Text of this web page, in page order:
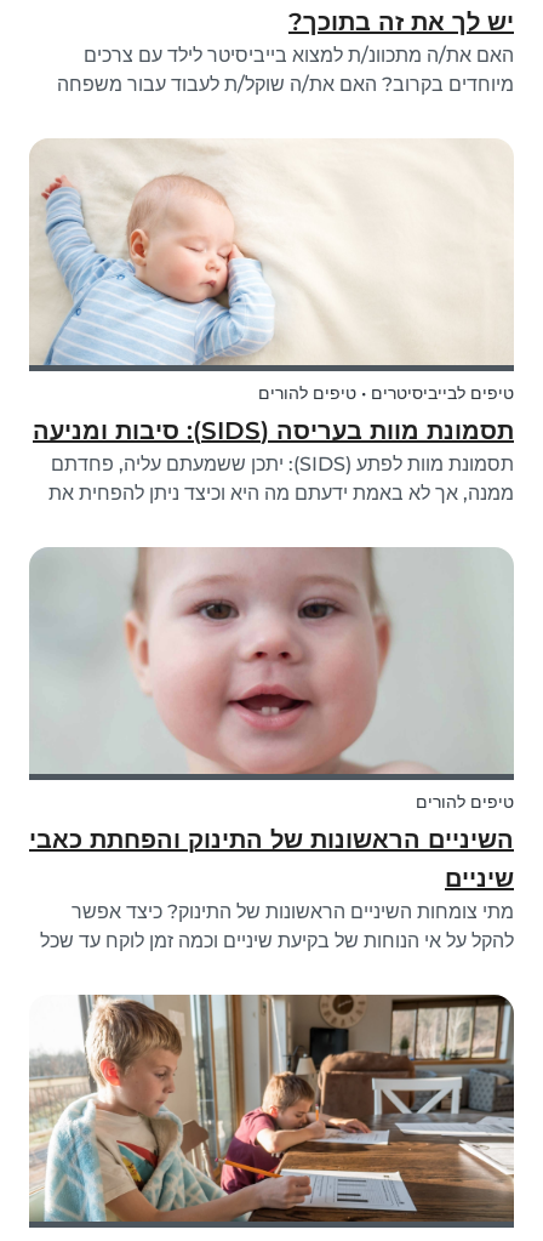
יש לך את זה בתוכך?
האם את/ה מתכוונ/ת למצוא בייביסיטר לילד עם צרכים
מיוחדים בקרוב? האם את/ה שוקל/ת לעבוד עבור משפחה
שאת/ה מוכנ/ה ותדע/י למה לצפות!
טיפים לבייביסיטרים • טיפים להורים
תסמונת מוות בעריסה (SIDS): סיבות ומניעה
תסמונת מוות לפתע (SIDS): יתכן ששמעתם עליה, פחדתם
ממנה, אך לא באמת ידעתם מה היא וכיצד ניתן להפחית את
העובד בבית חולים הצרפתי ליולדות כדי לדבר על זה איתנו,
כך שתדעו יותר על התסמונת הזו.
טיפים להורים
השיניים הראשונות של התינוק והפחתת כאבי
שיניים
מתי צומחות השיניים הראשונות של התינוק? כיצד אפשר
להקל על אי הנוחות של בקיעת שיניים וכמה זמן לוקח עד שכל
הראשונות של התינוק עד שהפה שלו מפותח לגמרי!